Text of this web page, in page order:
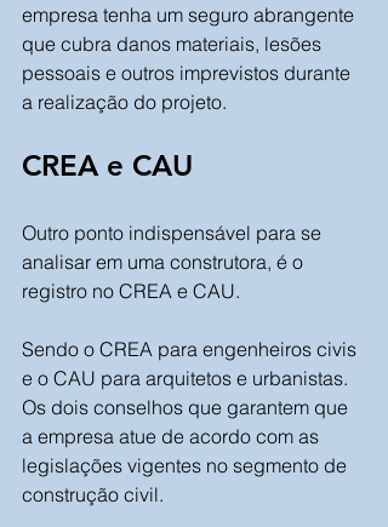
empresa tenha um seguro abrangente
que cubra danos materiais, lesões
pessoais e outros imprevistos durante
a realização do projeto.
CREA e CAU
Outro ponto indispensável para se
analisar em uma construtora, é o
registro no CREA e CAU.
Sendo o CREA para engenheiros civis
e o CAU para arquitetos e urbanistas.
Os dois conselhos que garantem que
a empresa atue de acordo com as
legislações vigentes no segmento de
construção civil.